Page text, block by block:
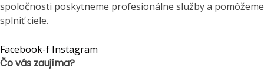
spoločnosti poskytneme profesionálne služby a pomôžeme
splniť ciele.
Facebook-f Instagram
Čo vás zaujíma?